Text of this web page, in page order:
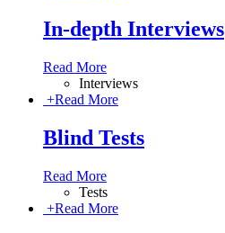
In-depth Interviews
Read More
Interviews
+Read More
Blind Tests
Read More
Tests
+Read More